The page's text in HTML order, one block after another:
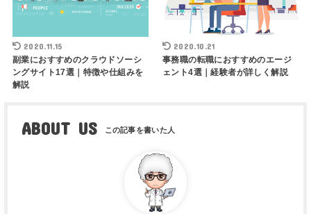
2020.11.15
副業におすすめのクラウドソーシ
ングサイト17選｜特徴や仕組みを
解説
2020.10.21
事務職の転職におすすめのエージ
ェント4選｜経験者が詳しく解説
ABOUT US